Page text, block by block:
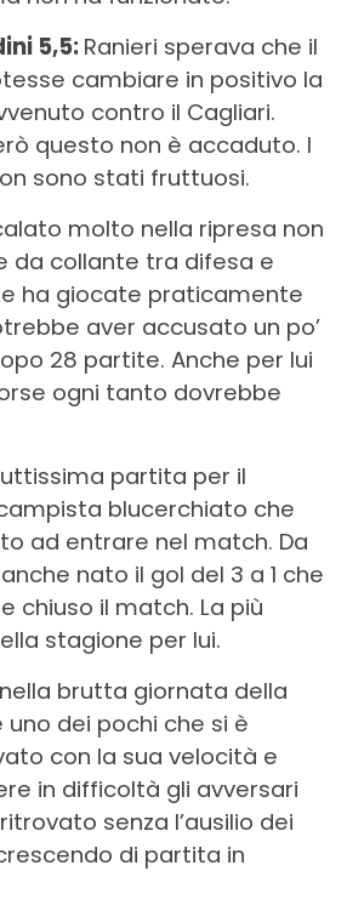
5,5: Ranieri sperava che il
cambiare in positivo la
contro il Cagliari.
questo non è accaduto. I
sono stati fruttuosi.
molto nella ripresa non
da collante tra difesa e
ha giocate praticamente
aver accusato un po’
28 partite. Anche per lui
ogni tanto dovrebbe
partita per il
blucerchiato che
ad entrare nel match. Da
nato il gol del 3 a 1 che
chiuso il match. La più
stagione per lui.
nella brutta giornata della
uno dei pochi che si è
con la sua velocità e
in difficoltà gli avversari
senza l’ausilio dei
di partita in